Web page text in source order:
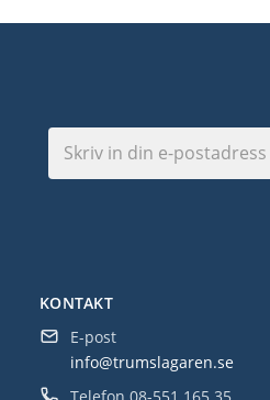
KONTAKT
E-post
info@trumslagaren.se
Telefon 08-551 165 35